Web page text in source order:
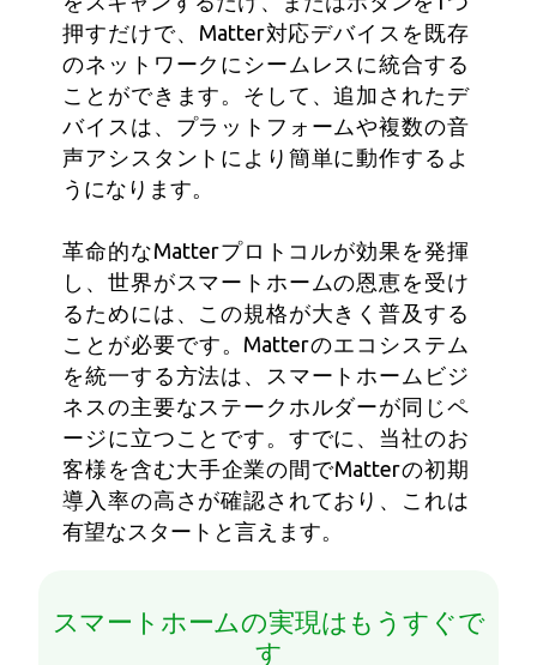
押すだけで、Matter対応デバイスを既存
のネットワークにシームレスに統合する
ことができます。そして、追加されたデ
バイスは、プラットフォームや複数の音
声アシスタントにより簡単に動作するよ
うになります。
革命的なMatterプロトコルが効果を発揮
し、世界がスマートホームの恩恵を受け
るためには、この規格が大きく普及する
ことが必要です。Matterのエコシステム
を統一する方法は、スマートホームビジ
ネスの主要なステークホルダーが同じペ
ージに立つことです。すでに、当社のお
客様を含む大手企業の間でMatterの初期
導入率の高さが確認されており、これは
有望なスタートと言えます。
スマートホームの実現はもうすぐで
す